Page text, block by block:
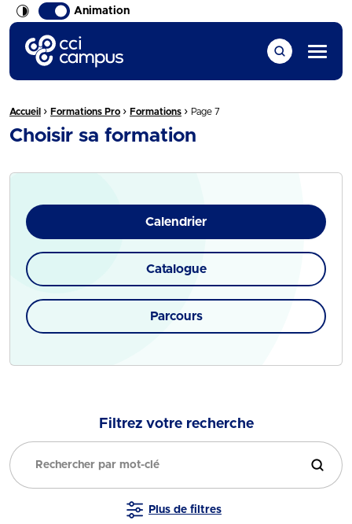
Animation
CCI Campus La formation qui vous ressemble
Menu
Fil d'Ariane :
Accueil › Formations Pro › Formations › Page 7
Choisir sa formation
Calendrier
Catalogue
Parcours
Filtrez votre recherche
Filtrer
Plus de filtres